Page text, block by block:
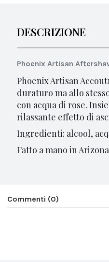
DESCRIZIONE
Phoenix Artisan
Phoenix Artisan
duraturo ma allo
con acqua di rose.
rilassante effetto di
Ingredienti: alcool,
Fatto a mano in
Commenti (0)